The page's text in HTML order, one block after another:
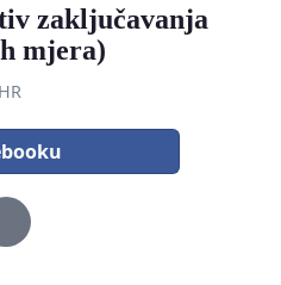
zaključavanja
mjera)